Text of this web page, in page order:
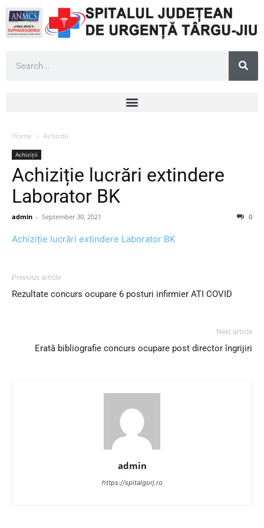
Home Achiziții
Achiziții
Achiziție lucrări extindere
Laborator BK
admin - September 30, 2021 0
Achiziție lucrări extindere Laborator BK
Previous article
Rezultate concurs ocupare 6 posturi infirmier ATI COVID
Next article
Erată bibliografie concurs ocupare post director îngrijiri
admin
https://spitalgorj.ro